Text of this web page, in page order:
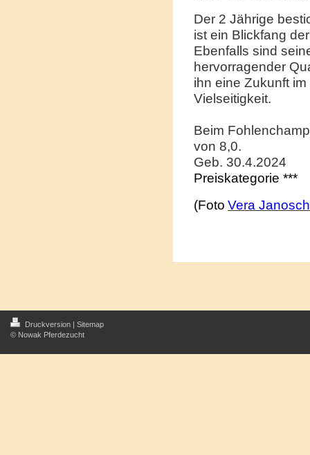
Der 2 Jährige
ist ein Blickfang
Ebenfalls sind
hervorragender
ihn eine Zukunft
Vielseitigkeit.
Beim
von 8,0.
Geb. 30.4.2024
Preiskategorie ***
(Foto Vera Janosch
Druckversion | Sitemap
© Nowak Pferdezucht